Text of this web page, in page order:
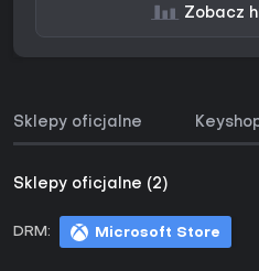
Zobacz
Sklepy oficjalne
Sklepy oficjalne (2)
DRM: Microsoft Store